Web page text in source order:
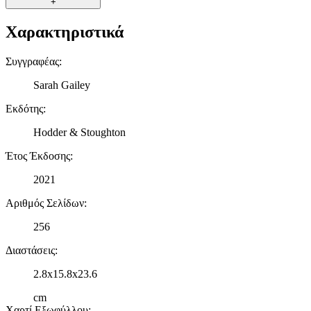
πληροφορίες σχετικά με την από μέρους σας χρήση της
τοποθεσίας μας στους συνεργάτες μέσων κοινωνικής
δικτύωσης, διαφημίσεων και ανάλυσης.
Χαρακτηριστικά
Συγγραφέας:
Sarah Gailey
Εκδότης:
Hodder & Stoughton
Έτος Έκδοσης:
2021
Αριθμός Σελίδων:
256
Διαστάσεις:
2.8x15.8x23.6
cm